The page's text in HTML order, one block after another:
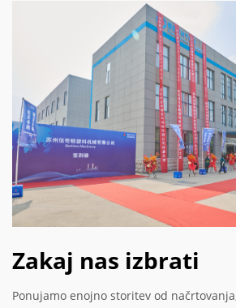
Zakaj nas izbrati
Ponujamo enojno storitev od